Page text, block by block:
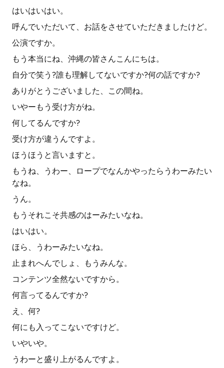
はいはいはい。
呼んでいただいて、お話をさせていただきましたけど。
公演ですか。
もう本当にね、沖縄の皆さんこんにちは。
自分で笑う?誰も理解してないですか?何の話ですか?
ありがとうございました、この間ね。
いやーもう受け方がね。
何してるんですか?
受け方が違うんですよ。
ほうほうと言いますと。
もうね、うわー、ロープでなんかやったらうわーみたい
なね。
うん。
もうそれこそ共感のはーみたいなね。
はいはい。
ほら、うわーみたいなね。
止まれへんでしょ、もうみんな。
コンテンツ全然ないですから。
何言ってるんですか?
え、何?
何にも入ってこないですけど。
いやいや。
うわーと盛り上がるんですよ。